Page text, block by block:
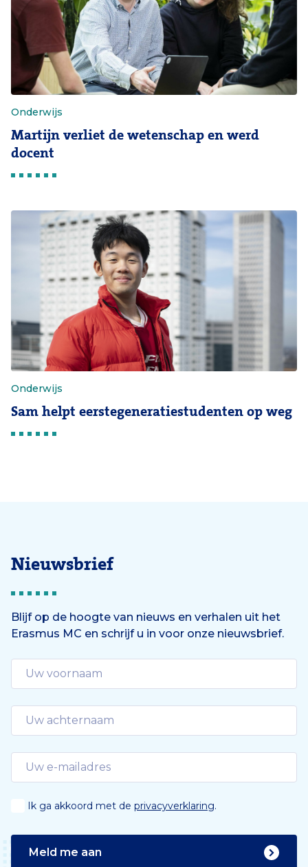
Onderwijs
Martijn verliet de wetenschap en werd
docent
Onderwijs
Sam helpt eerstegeneratiestudenten op weg
Nieuwsbrief
Blijf op de hoogte van nieuws en verhalen uit het
Erasmus MC en schrijf u in voor onze nieuwsbrief.
Ik ga akkoord met de privacyverklaring.
Meld me aan